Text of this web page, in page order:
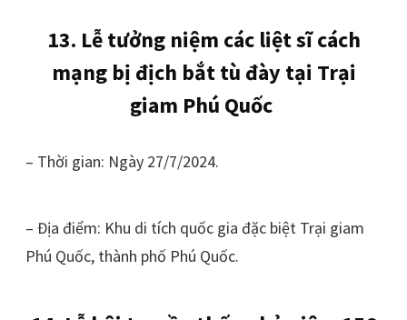
13. Lễ tưởng niệm các liệt sĩ cách
mạng bị địch bắt tù đày tại Trại
giam Phú Quốc
– Thời gian: Ngày 27/7/2024.
– Địa điểm: Khu di tích quốc gia đặc biệt Trại giam
Phú Quốc, thành phố Phú Quốc.